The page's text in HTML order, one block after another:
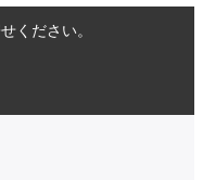
ください。